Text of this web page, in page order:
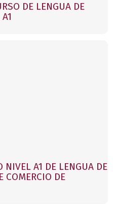
DE LENGUA DE
NIVEL A1 DE LENGUA DE
COMERCIO DE